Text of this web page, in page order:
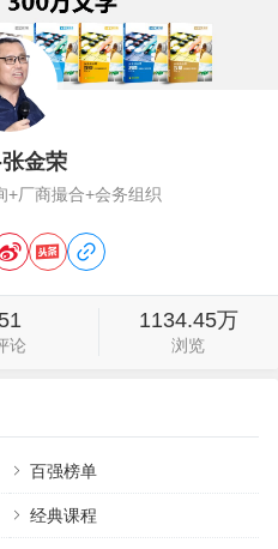
金荣
+厂商撮合+会务组织
51
论
1134.45万
浏览
百强榜单
经典课程